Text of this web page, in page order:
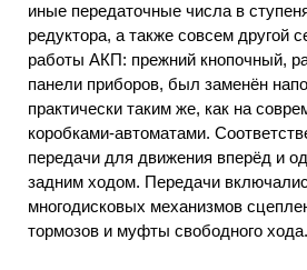
иные передаточные числа в
редуктора, а также совсем другой
работы АКП: прежний кнопочный,
панели приборов, был заменён
практически таким же, как на
коробками-автоматами.
передачи для движения вперёд и
задним ходом. Передачи
многодисковых механизмов
тормозов и муфты свободного хода.